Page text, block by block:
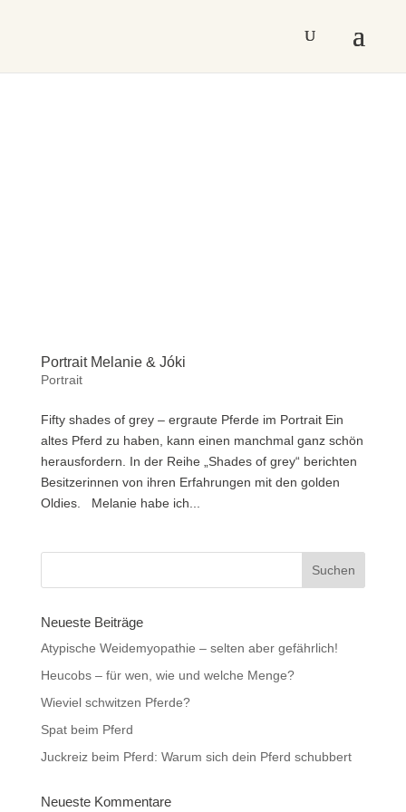
Portrait Melanie & Jóki
Portrait
Fifty shades of grey – ergraute Pferde im Portrait Ein
altes Pferd zu haben, kann einen manchmal ganz schön
herausfordern. In der Reihe „Shades of grey“ berichten
Besitzerinnen von ihren Erfahrungen mit den golden
Oldies. Melanie habe ich...
Neueste Beiträge
Atypische Weidemyopathie – selten aber gefährlich!
Heucobs – für wen, wie und welche Menge?
Wieviel schwitzen Pferde?
Spat beim Pferd
Juckreiz beim Pferd: Warum sich dein Pferd schubbert
Neueste Kommentare